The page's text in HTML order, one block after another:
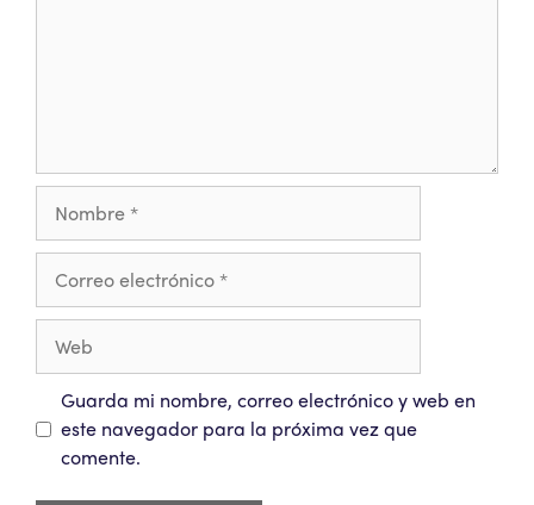
electrónico
Guarda mi nombre, correo electrónico y web en
este navegador para la próxima vez que
comente.